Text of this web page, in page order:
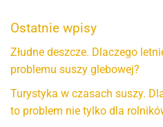
Ostatnie wpisy
Złudne deszcze. Dlaczego
problemu suszy glebowej?
Turystyka w czasach suszy.
to problem nie tylko dla